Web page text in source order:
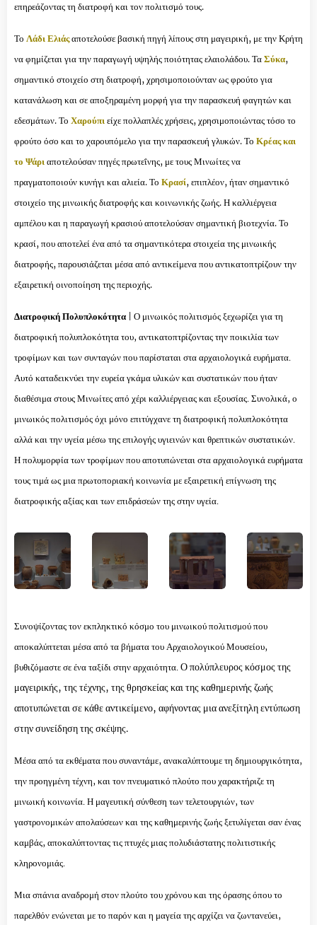
επηρεάζοντας τη διατροφή και τον πολιτισμό τους.
Το Λάδι Ελιάςαποτελούσε βασική πηγή λίπους στη μαγειρική, με την Κρήτη
να φημίζεται για την παραγωγή υψηλής ποιότητας ελαιολάδου.ΤαΣύκα,
σημαντικό στοιχείο στη διατροφή, χρησιμοποιούνταν ως φρούτο για
κατανάλωση και σε αποξηραμένη μορφή για την παρασκευή φαγητών και
εδεσμάτων.Το Χαρούπιείχε πολλαπλές χρήσεις, χρησιμοποιώντας τόσο το
φρούτο όσο και το χαρουπόμελο για την παρασκευή γλυκών.Το Κρέας και
το Ψάριαποτελούσαν πηγές πρωτεΐνης, με τους Μινωίτες να
πραγματοποιούν κυνήγι και αλιεία.Το Κρασί, επιπλέον, ήταν σημαντικό
στοιχείο της μινωικής διατροφής και κοινωνικής ζωής. Η καλλιέργεια
αμπέλου και η παραγωγή κρασιού αποτελούσαν σημαντική βιοτεχνία. Το
κρασί, που αποτελεί ένα από τα σημαντικότερα στοιχεία της μινωικής
διατροφής, παρουσιάζεται μέσα από αντικείμενα που αντικατοπτρίζουν την
εξαιρετική οινοποίηση της περιοχής.
Διατροφική Πολυπλοκότητα | Ο μινωικός πολιτισμός ξεχωρίζει για τη
διατροφική πολυπλοκότητα του, αντικατοπτρίζοντας την ποικιλία των
τροφίμων και των συνταγών που παρίσταται στα αρχαιολογικά ευρήματα.
Αυτό καταδεικνύει την ευρεία γκάμα υλικών και συστατικών που ήταν
διαθέσιμα στους Μινωίτες από χέρι καλλιέργειας και εξουσίας. Συνολικά, ο
μινωικός πολιτισμός όχι μόνο επιτύγχανε τη διατροφική πολυπλοκότητα
αλλά και την υγεία μέσω της επιλογής υγιεινών και θρεπτικών συστατικών.
Η πολυμορφία των τροφίμων που αποτυπώνεται στα αρχαιολογικά ευρήματα
τους τιμά ως μια πρωτοποριακή κοινωνία με εξαιρετική επίγνωση της
διατροφικής αξίας και των επιδράσεών της στην υγεία.
Συνοψίζοντας τον εκπληκτικό κόσμο του μινωικού πολιτισμού που
αποκαλύπτεται μέσα από τα βήματα του Αρχαιολογικού Μουσείου,
βυθιζόμαστε σε ένα ταξίδι στην αρχαιότητα. Ο πολύπλευρος κόσμος της
μαγειρικής, της τέχνης, της θρησκείας και της καθημερινής ζωής
αποτυπώνεται σε κάθε αντικείμενο, αφήνοντας μια ανεξίτηλη εντύπωση
στην συνείδηση της σκέψης.
Μέσα από τα εκθέματα που συναντάμε, ανακαλύπτουμε τη δημιουργικότητα,
την προηγμένη τέχνη, και τον πνευματικό πλούτο που χαρακτήριζε τη
μινωική κοινωνία. Η μαγευτική σύνθεση των τελετουργιών, των
γαστρονομικών απολαύσεων και της καθημερινής ζωής ξετυλίγεται σαν ένας
καμβάς, αποκαλύπτοντας τις πτυχές μιας πολυδιάστατης πολιτιστικής
κληρονομιάς.
Μια σπάνια αναδρομή στον πλούτο του χρόνου και της όρασης όπου το
παρελθόν ενώνεται με το παρόν και η μαγεία της αρχίζει να ζωντανεύει,